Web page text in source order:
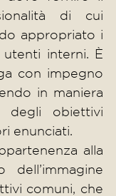
di cui
appropriato i
interni. È
con impegno
in maniera
degli obiettivi
enunciati.
alla
comuni, che